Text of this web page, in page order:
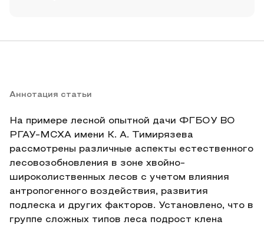
Аннотация статьи
На примере лесной опытной дачи ФГБОУ ВО
РГАУ-МСХА имени К. А. Тимирязева
рассмотрены различные аспекты естественного
лесовозобновления в зоне хвойно-
широколиственных лесов с учетом влияния
антропогенного воздействия, развития
подлеска и других факторов. Установлено, что в
группе сложных типов леса подрост клена